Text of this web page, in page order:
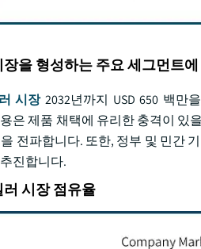
장을 형성하는 주요 세그먼트
시장2032년까지 USD 650 백만
은 제품 채택에 유리한 충격이 있
전파합니다. 또한, 정부 및 민간
진합니다.
시장 점유율